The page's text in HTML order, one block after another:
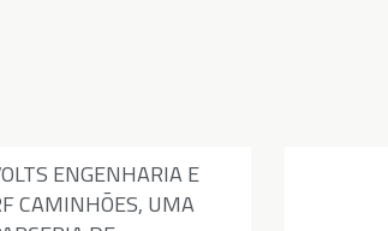
ENGENHARIA E
CAMINHÕES, UMA